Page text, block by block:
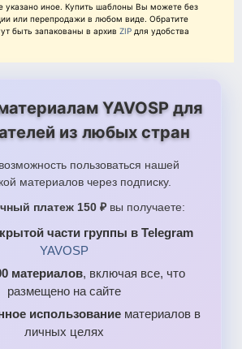
указано иное. Купить шаблоны Вы можете без
или перепродажи в любом виде. Обратите
быть запакованы в архив ZIP для удобства
YAVOSP для
из любых стран
пользоваться нашей
материалов через подписку.
платеж 150 ₽ вы получаете:
части группы в Telegram
YAVOSP
материалов, включая все, что
размещено на сайте
использование материалов в
личных целях